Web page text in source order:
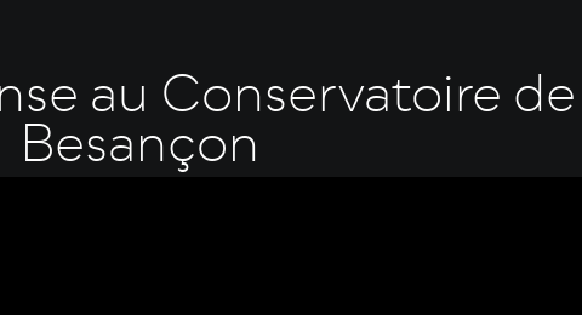
au Conservatoire de
Besançon